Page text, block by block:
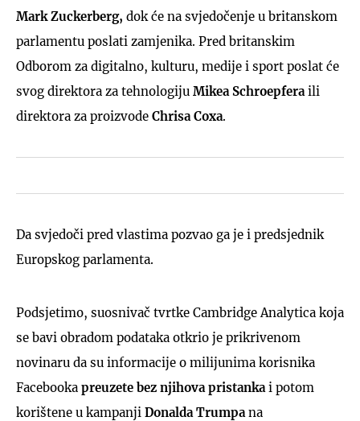
Mark Zuckerberg, dok će na svjedočenje u britanskom
parlamentu poslati zamjenika. Pred britanskim
Odborom za digitalno, kulturu, medije i sport poslat će
svog direktora za tehnologiju Mikea Schroepfera ili
direktora za proizvode Chrisa Coxa.
Da svjedoči pred vlastima pozvao ga je i predsjednik
Europskog parlamenta.
Podsjetimo, suosnivač tvrtke Cambridge Analytica koja
se bavi obradom podataka otkrio je prikrivenom
novinaru da su informacije o milijunima korisnika
Facebooka preuzete bez njihova pristanka i potom
korištene u kampanji Donalda Trumpa na